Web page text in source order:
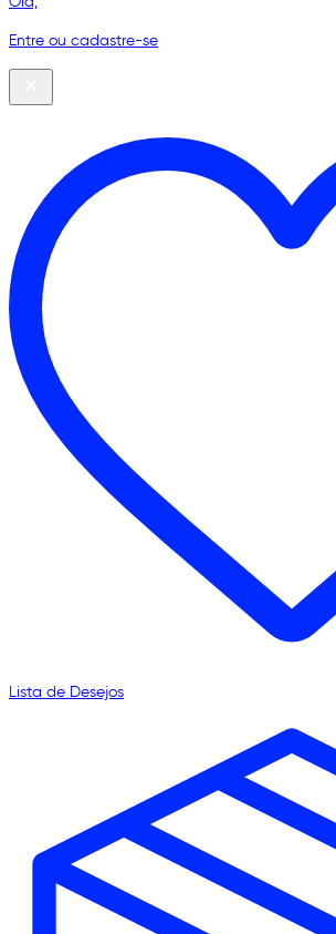
Entre ou cadastre-se
Lista de Desejos